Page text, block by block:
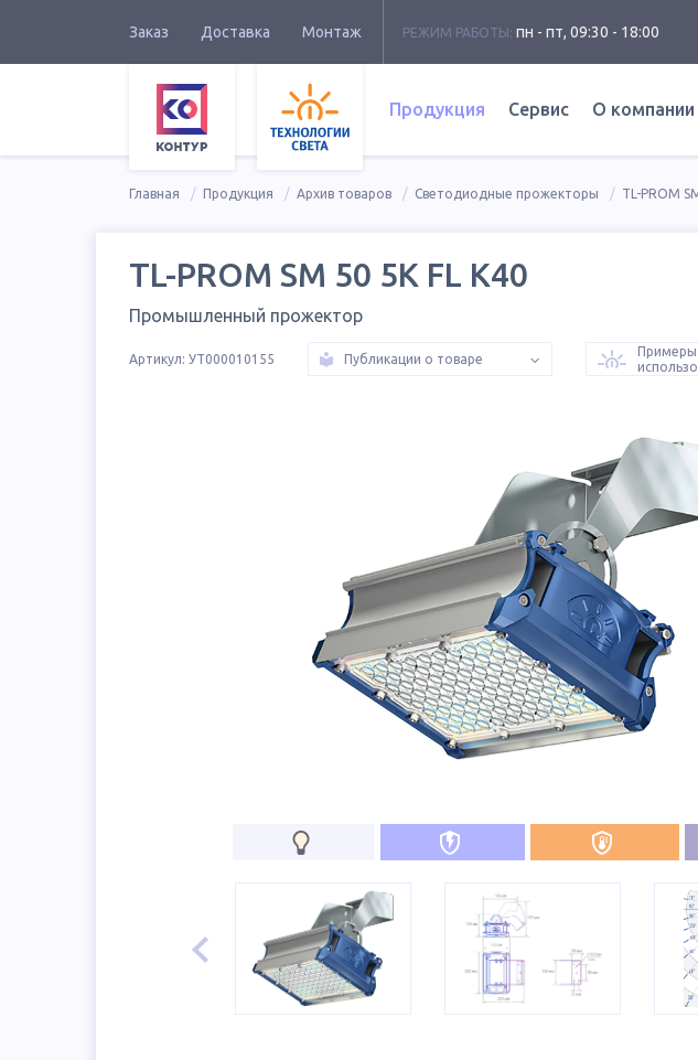
Заказ Доставка Монтаж РЕЖИМ РАБОТЫ: пн - пт, 09:30 - 18:00
Продукция Сервис О компании
Главная Продукция Архив товаров Светодиодные прожекторы TL-PROM
TL-PROM SM 50 5K FL К40
Промышленный прожектор
Артикул: УТ000010155 Публикации о товаре
Примеры